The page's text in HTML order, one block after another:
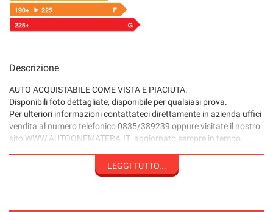
Descrizione
AUTO ACQUISTABILE COME VISTA E PIACIUTA.
Disponibili foto dettagliate, disponibile per qualsiasi prova.
Per ulteriori informazioni contattateci direttamente in azienda uffici
vendita al numero telefonico 0835/389239 oppure visitate il nostro
sito WWW.AUTOONEMATERA.IT aggiornato sempre in tempo
N.B .VERIFICARE LA CORRETTEZZA DEI DATI E DEGLI
ACCESSORI INSERITI DIRETTAMENTE CON IL PERSONALE
LEGGI TUTTO...